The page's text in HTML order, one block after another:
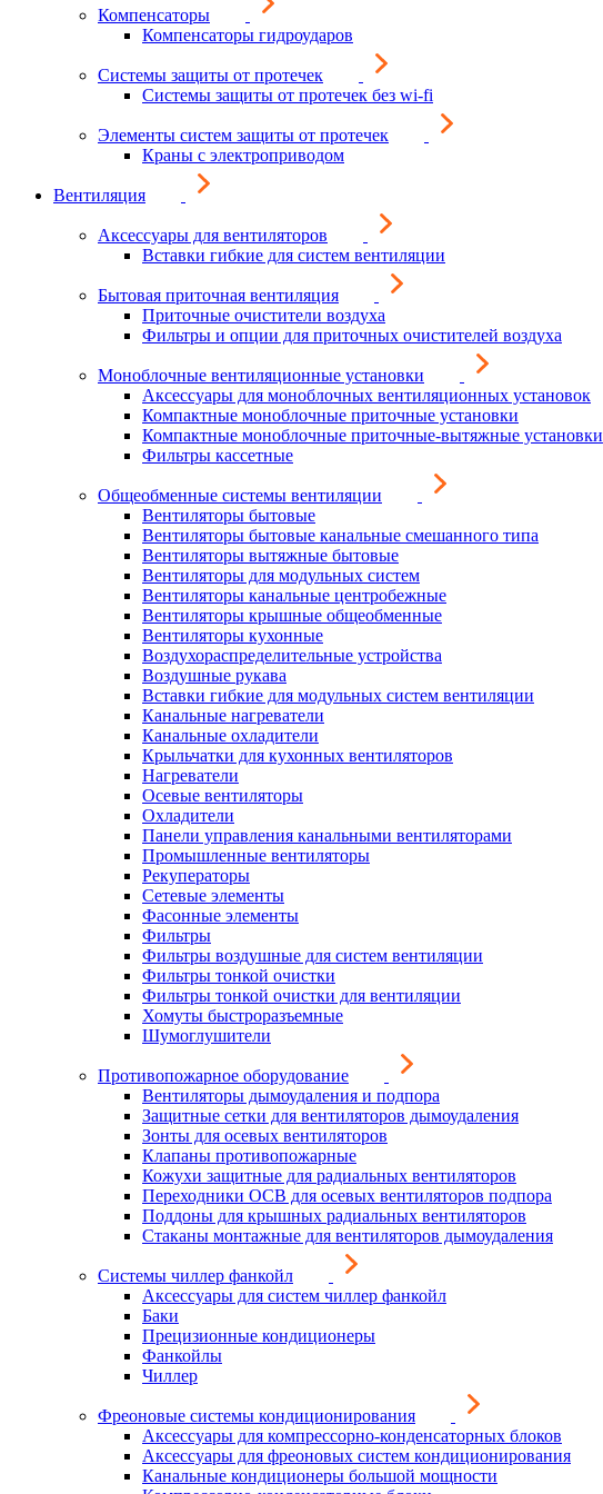
Компенсаторы
Компенсаторы гидроударов
Системы защиты от протечек
Системы защиты от протечек без wi-fi
Элементы систем защиты от протечек
Краны с электроприводом
Вентиляция
Аксессуары для вентиляторов
Вставки гибкие для систем вентиляции
Бытовая приточная вентиляция
Приточные очистители воздуха
Фильтры и опции для приточных очистителей воздуха
Моноблочные вентиляционные установки
Аксессуары для моноблочных вентиляционных установок
Компактные моноблочные приточные установки
Компактные моноблочные приточные-вытяжные установки
Фильтры кассетные
Общеобменные системы вентиляции
Вентиляторы бытовые
Вентиляторы бытовые канальные смешанного типа
Вентиляторы вытяжные бытовые
Вентиляторы для модульных систем
Вентиляторы канальные центробежные
Вентиляторы крышные общеобменные
Вентиляторы кухонные
Воздухораспределительные устройства
Воздушные рукава
Вставки гибкие для модульных систем вентиляции
Канальные нагреватели
Канальные охладители
Крыльчатки для кухонных вентиляторов
Нагреватели
Осевые вентиляторы
Охладители
Панели управления канальными вентиляторами
Промышленные вентиляторы
Рекуператоры
Сетевые элементы
Фасонные элементы
Фильтры
Фильтры воздушные для систем вентиляции
Фильтры тонкой очистки
Фильтры тонкой очистки для вентиляции
Хомуты быстроразъемные
Шумоглушители
Противопожарное оборудование
Вентиляторы дымоудаления и подпора
Защитные сетки для вентиляторов дымоудаления
Зонты для осевых вентиляторов
Клапаны противопожарные
Кожухи защитные для радиальных вентиляторов
Переходники ОСВ для осевых вентиляторов подпора
Поддоны для крышных радиальных вентиляторов
Стаканы монтажные для вентиляторов дымоудаления
Системы чиллер фанкойл
Аксессуары для систем чиллер фанкойл
Баки
Прецизионные кондиционеры
Фанкойлы
Чиллер
Фреоновые системы кондиционирования
Аксессуары для компрессорно-конденсаторных блоков
Аксессуары для фреоновых систем кондиционирования
Канальные кондиционеры большой мощности